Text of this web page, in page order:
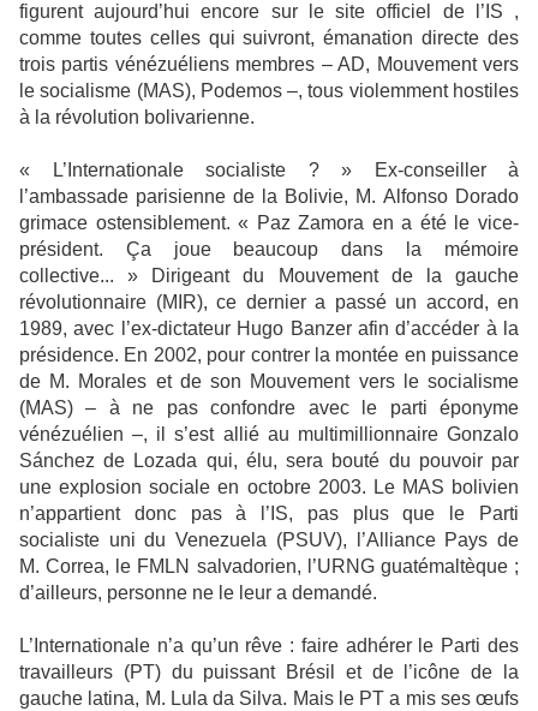
figurent aujourd’hui encore sur le site officiel de l’IS ,
comme toutes celles qui suivront, émanation directe des
trois partis vénézuéliens membres – AD, Mouvement vers
le socialisme (MAS), Podemos –, tous violemment hostiles
à la révolution bolivarienne.
« L’Internationale socialiste ? » Ex-conseiller à
l’ambassade parisienne de la Bolivie, M. Alfonso Dorado
grimace ostensiblement. « Paz Zamora en a été le vice-
président. Ça joue beaucoup dans la mémoire
collective... » Dirigeant du Mouvement de la gauche
révolutionnaire (MIR), ce dernier a passé un accord, en
1989, avec l’ex-dictateur Hugo Banzer afin d’accéder à la
présidence. En 2002, pour contrer la montée en puissance
de M. Morales et de son Mouvement vers le socialisme
(MAS) – à ne pas confondre avec le parti éponyme
vénézuélien –, il s’est allié au multimillionnaire Gonzalo
Sánchez de Lozada qui, élu, sera bouté du pouvoir par
une explosion sociale en octobre 2003. Le MAS bolivien
n’appartient donc pas à l’IS, pas plus que le Parti
socialiste uni du Venezuela (PSUV), l’Alliance Pays de
M. Correa, le FMLN salvadorien, l’URNG guatémaltèque ;
d’ailleurs, personne ne le leur a demandé.
L’Internationale n’a qu’un rêve : faire adhérer le Parti des
travailleurs (PT) du puissant Brésil et de l’icône de la
gauche latina, M. Lula da Silva. Mais le PT a mis ses œufs